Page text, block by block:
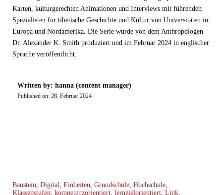
Karten, kulturgerechten Animationen und Interviews mit führenden
Spezialisten für tibetische Geschichte und Kultur von Universitäten in
Europa und Nordamerika. Die Serie wurde von dem Anthropologen
Dr. Alexander K. Smith produziert und im Februar 2024 in englischer
Sprache veröffentlicht.
Written by: hanna (content manager)
Published on: 28. Februar 2024
Baustein, Digital, Einheiten, Grundschule, Hochschule,
Klassenstufen, kompetenzorientiert, lernzielorientiert, Link,